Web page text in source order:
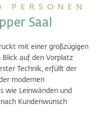
Saal
mit einer großzügigen
auf den Vorplatz
Technik, erfüllt der
modernen
wie Leinwänden und
Kundenwunsch